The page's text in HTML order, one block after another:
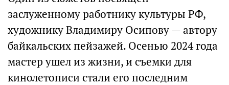
заслуженному работнику культуры РФ,
художнику Владимиру Осипову — автору
байкальских пейзажей. Осенью 2024 года
мастер ушел из жизни, и съемки для
кинолетописи стали его последним